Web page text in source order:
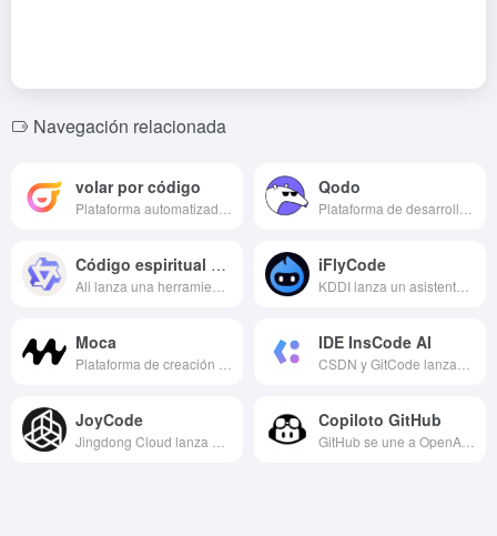
Navegación relacionada
volar por código Qodo
Código espiritual Tongyi iFlyCode
Moca IDE InsCode AI
JoyCode Copiloto GitHub